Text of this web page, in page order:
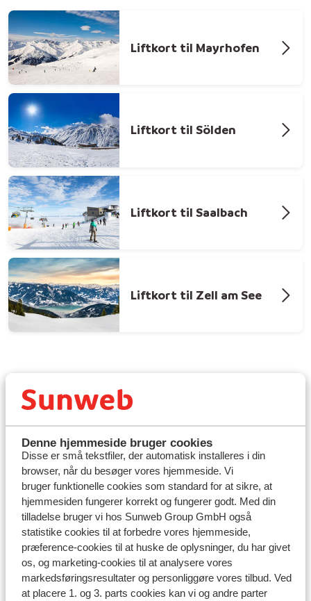
Denne hjemmeside bruger cookies
Disse er små tekstfiler, der automatisk installeres i din
browser, når du besøger vores hjemmeside. Vi
bruger funktionelle cookies som standard for at sikre, at
hjemmesiden fungerer korrekt og fungerer godt. Med din
tilladelse bruger vi hos Sunweb Group GmbH også
statistike cookies til at forbedre vores hjemmeside,
præference-cookies til at huske de oplysninger, du har givet
os, og marketing-cookies til at analysere vores
markedsføringsresultater og personliggøre vores tilbud. Ved
at placere 1. og 3. parts cookies kan vi og andre parter
Liftkort til Mayrhofen
Liftkort til Sölden
Liftkort til Saalbach
Liftkort til Zell am See
Fleksible muligheder med liftkort til
Schladming
Vil du have endnu mere ud af din skiferie? Du kan nemt
tilkøbe ekstra dage eller opgradere før afrejse, så du
får endnu flere timer i sneen. Foretrækker du en
skiferie, kan du også vælge et liftkort med færre dage
og spare lidt på rejsen. Dit liftkort er dog altid
inkluderet i prisen!